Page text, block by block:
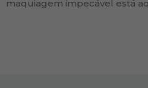
maquiagem impecável está